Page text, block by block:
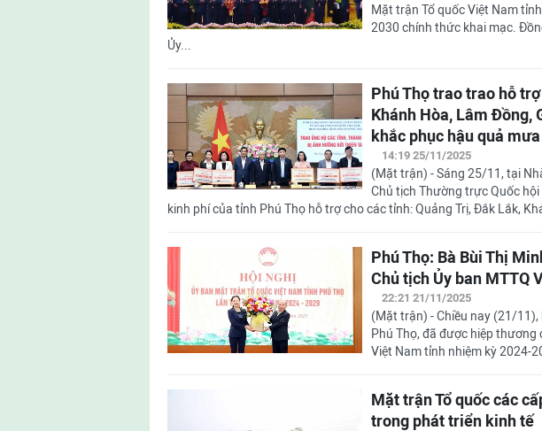
Mặt trận Tổ quốc Việt Nam
2030 chính thức khai mạc.
Ủy...
Phú Thọ trao trao hỗ
Khánh Hòa, Lâm Đồng,
khắc phục hậu quả
14:19 25/11/2025
(Mặt trận) - Sáng 25/11, tại
Chủ tịch Thường trực Quốc
kinh phí của tỉnh Phú Thọ hỗ trợ cho các tỉnh: Quảng Trị, Đắk Lắk,
Phú Thọ: Bà Bùi Thị
Chủ tịch Ủy ban MTTQ
22:21 21/11/2025
(Mặt trận) - Chiều nay (21/
Phú Thọ, đã được hiệp thương
Việt Nam tỉnh nhiệm kỳ 2024-
Mặt trận Tổ quốc các
trong phát triển kinh tế